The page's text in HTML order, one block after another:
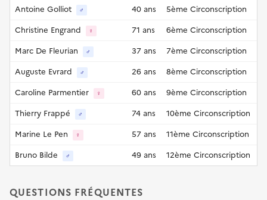
Antoine Golliot
♂ 40 ans
5ème Circonscription
Christine Engrand
♀ 71 ans
6ème Circonscription
Marc De Fleurian
♂ 37 ans
7ème Circonscription
Auguste Evrard
♂ 26 ans
8ème Circonscription
Caroline Parmentier
♀ 60 ans
9ème Circonscription
Thierry Frappé
♂ 74 ans
10ème Circonscription
Marine Le Pen
♀ 57 ans
11ème Circonscription
Bruno Bilde
♂ 49 ans 12ème Circonscription
QUESTIONS FRÉQUENTES